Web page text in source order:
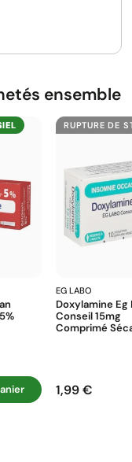
ensemble
RUPTURE DE
EG LABO
Doxylamine Eg
Conseil 15mg
Comprimé
Prix
1,99 €